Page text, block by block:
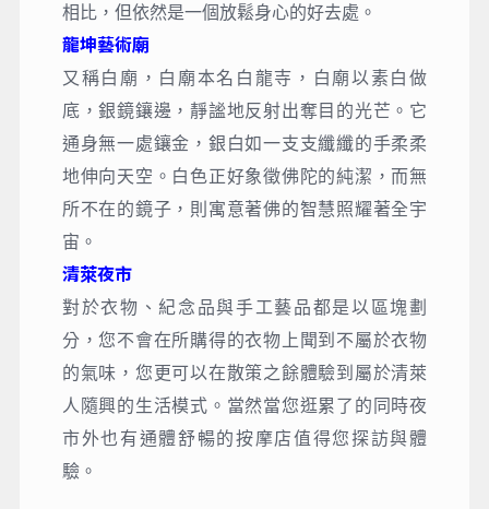
相比，但依然是一個放鬆身心的好去處。
龍坤藝術廟
又稱白廟，白廟本名白龍寺，白廟以素白做
底，銀鏡鑲邊，靜謐地反射出奪目的光芒。它
通身無一處鑲金，銀白如一支支纖纖的手柔柔
地伸向天空。白色正好象徵佛陀的純潔，而無
所不在的鏡子，則寓意著佛的智慧照耀著全宇
宙。
清萊夜市
對於衣物、紀念品與手工藝品都是以區塊劃
分，您不會在所購得的衣物上聞到不屬於衣物
的氣味，您更可以在散策之餘體驗到屬於清萊
人隨興的生活模式。當然當您逛累了的同時夜
市外也有通體舒暢的按摩店值得您探訪與體
驗。